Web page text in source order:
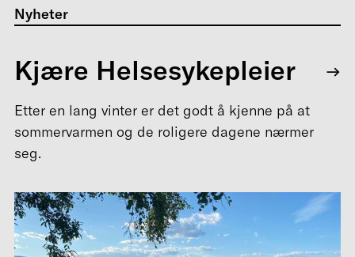
Nyheter
Kjære Helsesykepleier
Etter en lang vinter er det godt å kjenne på at
sommervarmen og de roligere dagene nærmer
seg.